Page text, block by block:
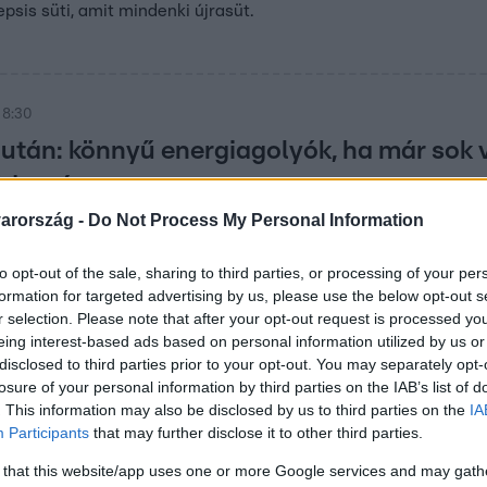
- Do Not Process My Personal Information
opt-out of the sale, sharing to third parties, or processing of your
for targeted advertising by us, please use the below opt-out
selection. Please note that after your opt-out request is processed
interest-based ads based on personal information utilized by us
to third parties prior to your opt-out. You may separately
of your personal information by third parties on the IAB’s list of
This information may also be disclosed by us to third parties on the
Participants that may further disclose it to other third parties.
that this website/app uses one or more Google services and may
süti, amit mindenki újrasüt.
8:30
könnyű energiagolyók, ha már sok
gluténmentes és vegán energiagolyókat, amelyek
16:33
lesz a dobozokban
drágábban kellene adni, a gyártók szerint
csokoládé, és nőttek az adók.